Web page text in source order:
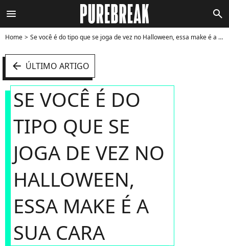
menu search
Home Se você é do tipo que se joga de vez no Halloween, essa make é a sua cara - Foto
arrow_left ÚLTIMO ARTIGO
SE VOCÊ É DO
TIPO QUE SE
JOGA DE VEZ NO
HALLOWEEN,
ESSA MAKE É A
SUA CARA